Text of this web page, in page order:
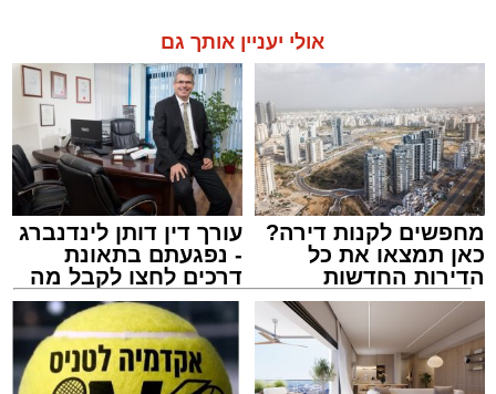
אולי יעניין אותך גם
מחפשים לקנות דירה?
כאן תמצאו את כל
הדירות החדשות
למכירה באשדוד >>>
עורך דין דותן לינדנברג
- נפגעתם בתאונת
דרכים לחצו לקבל מה
שמגיע לכם